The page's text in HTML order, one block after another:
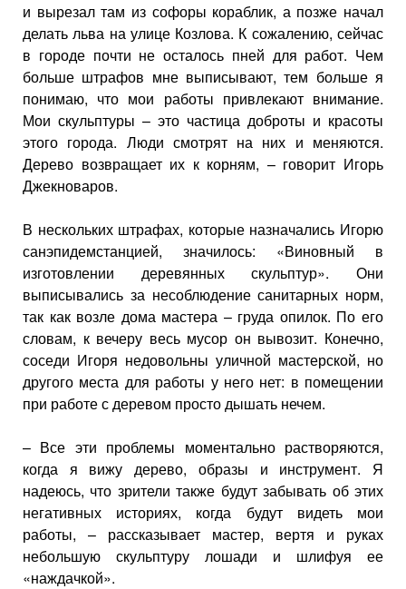
и вырезал там из софоры кораблик, а позже начал
делать льва на улице Козлова. К сожалению, сейчас
в городе почти не осталось пней для работ. Чем
больше штрафов мне выписывают, тем больше я
понимаю, что мои работы привлекают внимание.
Мои скульптуры – это частица доброты и красоты
этого города. Люди смотрят на них и меняются.
Дерево возвращает их к корням, – говорит Игорь
Джекноваров.
В нескольких штрафах, которые назначались Игорю
санэпидемстанцией, значилось: «Виновный в
изготовлении деревянных скульптур». Они
выписывались за несоблюдение санитарных норм,
так как возле дома мастера – груда опилок. По его
словам, к вечеру весь мусор он вывозит. Конечно,
соседи Игоря недовольны уличной мастерской, но
другого места для работы у него нет: в помещении
при работе с деревом просто дышать нечем.
– Все эти проблемы моментально растворяются,
когда я вижу дерево, образы и инструмент. Я
надеюсь, что зрители также будут забывать об этих
негативных историях, когда будут видеть мои
работы, – рассказывает мастер, вертя и руках
небольшую скульптуру лошади и шлифуя ее
«наждачкой».